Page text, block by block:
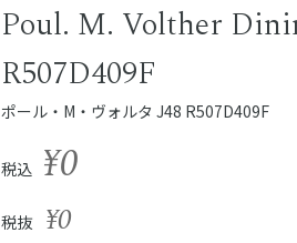
Poul. M. Volther
R507D409F
ポール・M・ヴォルタ J48 R507D409F
税込 ¥0
税抜 ¥0